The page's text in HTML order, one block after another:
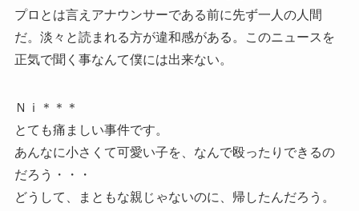
プロとは言えアナウンサーである前に先ず一人の人間
だ。淡々と読まれる方が違和感がある。このニュースを
正気で聞く事なんて僕には出来ない。
Ｎｉ＊＊＊
とても痛ましい事件です。
あんなに小さくて可愛い子を、なんで殴ったりできるの
だろう・・・
どうして、まともな親じゃないのに、帰したんだろう。